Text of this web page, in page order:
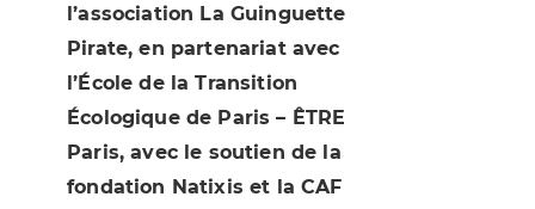
l’association La Guinguette
Pirate, en partenariat avec
l’École de la Transition
Écologique de Paris – ÊTRE
Paris, avec le soutien de la
fondation Natixis et la CAF